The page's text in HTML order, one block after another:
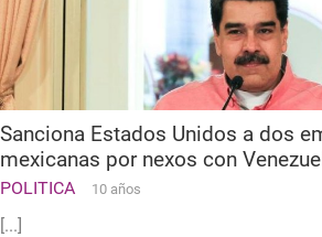
Sanciona Estados Unidos a dos
mexicanas por nexos con
POLITICA 10 años
[...]